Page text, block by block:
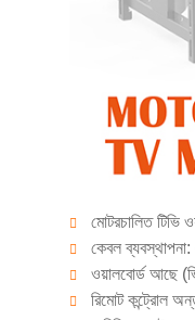
মোটরচালিত টিভি
কেবল ব্যবস্থাপনা:
ওয়ালবোর্ড আছে
রিমোট কন্ট্রোল